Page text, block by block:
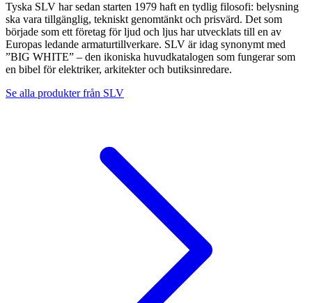
Tyska SLV har sedan starten 1979 haft en tydlig filosofi: belysning
ska vara tillgänglig, tekniskt genomtänkt och prisvärd. Det som
började som ett företag för ljud och ljus har utvecklats till en av
Europas ledande armaturtillverkare. SLV är idag synonymt med
”BIG WHITE” – den ikoniska huvudkatalogen som fungerar som
en bibel för elektriker, arkitekter och butiksinredare.
Se alla produkter från SLV